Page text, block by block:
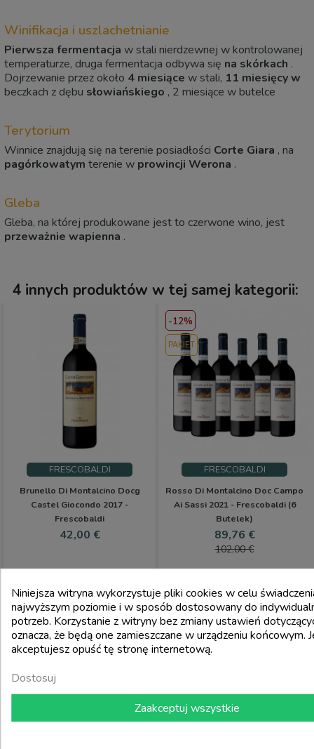
Winifikacja i uszlachetnianie
Pierwsza fermentacja w stali nierdzewnej w kontrolowanej
temperaturze, druga fermentacja odbywa się na skórkach .
Dojrzewanie przez około 4 miesiące w stali, 11 miesięcy w
beczkach z dębu słowiańskiego , 2 miesiące w butelce
Terytorium
Winnice znajdują się na terenie posiadłości Corte Giara , na
pagórkowatym terenie w prowincji Werona .
Gleba
Gleba, na której produkowane jest to czerwone wino, jest
przeważnie wapienna .
4 innych produktów w tej samej kategorii:
FRESCOBALDI
Brunello Di Montalcino Docg
Castel Giocondo 2017 -
Frescobaldi
Cena
42,00 €
add_shopping_cart
FRESCOBALDI
Rosso Di Montalcino Doc Campo
Ai Sassi 2021 - Frescobaldi (6
Butelek)
Cena
89,76 €Cena
102,00 €
-12%
PAKIET
-18%
Niniejsza witryna wykorzystuje pliki cookies w celu
najwyższym poziomie i w sposób dostosowany do
potrzeb. Korzystanie z witryny bez zmiany ustawień
oznacza, że będą one zamieszczane w urządzeniu końcowym.
akceptujesz opuść tę stronę internetową.
Dostosuj
Zaakceptuj wszystkie